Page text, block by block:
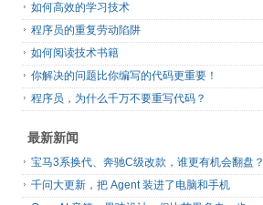
如何高效的学习技术
程序员的重复劳动陷阱
如何阅读技术书籍
你解决的问题比你编写的代码更重要！
程序员，为什么千万不要重写代码？
最新新闻
宝马3系换代、奔驰C级改款，谁更有机会翻盘？
千问大更新，把 Agent 装进了电脑和手机